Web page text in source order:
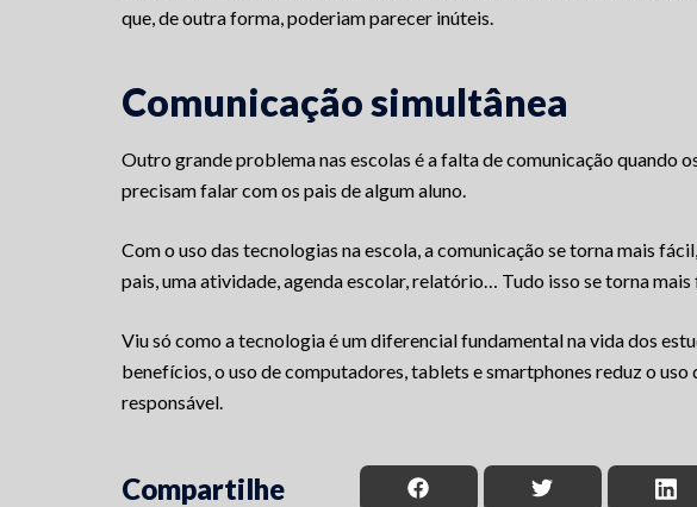
que, de outra forma, poderiam parecer inúteis.
Comunicação simultânea
Outro grande problema nas escolas é a falta de comunicação quando
precisam falar com os pais de algum aluno.
Com o uso das tecnologias na escola, a comunicação se torna mais
pais, uma atividade, agenda escolar, relatório… Tudo isso se torna mais
Viu só como a tecnologia é um diferencial fundamental na vida dos
benefícios, o uso de computadores, tablets e smartphones reduz o
responsável.
Compartilhe